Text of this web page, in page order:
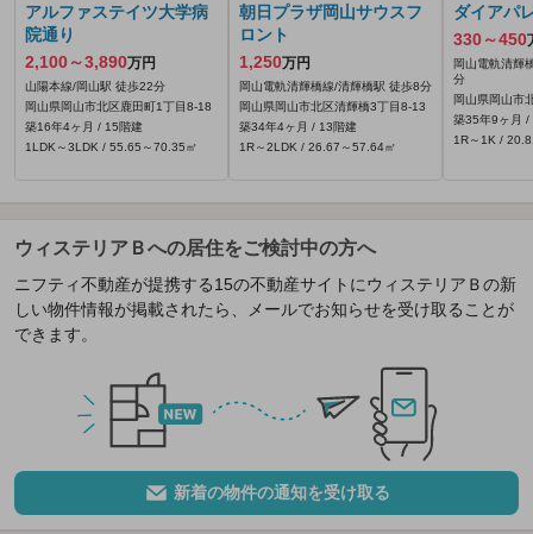
アルファステイツ大学病
院通り
2,100～3,890万円
山陽本線/岡山駅 徒歩22分
岡山県岡山市北区鹿田町1丁目8-18
築16年4ヶ月 / 15階建
1LDK～3LDK / 55.65～70.35㎡
朝日プラザ岡山サウスフ
ロント
1,250万円
岡山電軌清輝橋線/清輝橋駅 徒歩8分
岡山県岡山市北区清輝橋3丁目8-13
築34年4ヶ月 / 13階建
1R～2LDK / 26.67～57.64㎡
ダイアパ
330～450
岡山電軌清輝
分
岡山県岡山市
築35年9ヶ月 /
1R～1K /
ウィステリアＢへの居住をご検討中の方へ
ニフティ不動産が提携する15の不動産サイトにウィステリアＢの新
しい物件情報が掲載されたら、メールでお知らせを受け取ることが
できます。
新着の物件の通知を受け取る